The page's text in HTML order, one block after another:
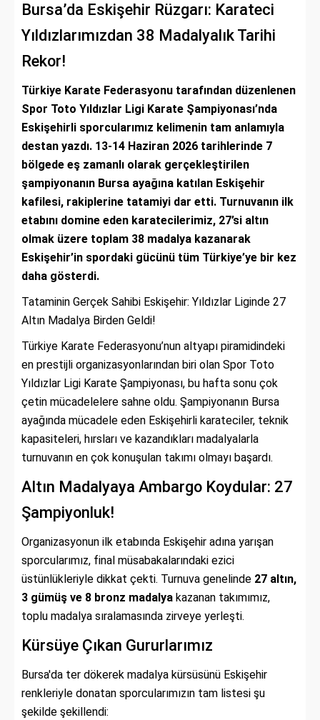
Bursa’da Eskişehir Rüzgarı: Karateci
Yıldızlarımızdan 38 Madalyalık Tarihi
Rekor!
Türkiye Karate Federasyonu tarafından düzenlenen
Spor Toto Yıldızlar Ligi Karate Şampiyonası’nda
Eskişehirli sporcularımız kelimenin tam anlamıyla
destan yazdı. 13-14 Haziran 2026 tarihlerinde 7
bölgede eş zamanlı olarak gerçekleştirilen
şampiyonanın Bursa ayağına katılan Eskişehir
kafilesi, rakiplerine tatamiyi dar etti. Turnuvanın ilk
etabını domine eden karatecilerimiz, 27’si altın
olmak üzere toplam 38 madalya kazanarak
Eskişehir’in spordaki gücünü tüm Türkiye’ye bir kez
daha gösterdi.
Tataminin Gerçek Sahibi Eskişehir: Yıldızlar Liginde 27
Altın Madalya Birden Geldi!
Türkiye Karate Federasyonu’nun altyapı piramidindeki
en prestijli organizasyonlarından biri olan Spor Toto
Yıldızlar Ligi Karate Şampiyonası, bu hafta sonu çok
çetin mücadelelere sahne oldu. Şampiyonanın Bursa
ayağında mücadele eden Eskişehirli karateciler, teknik
kapasiteleri, hırsları ve kazandıkları madalyalarla
turnuvanın en çok konuşulan takımı olmayı başardı.
Altın Madalyaya Ambargo Koydular: 27
Şampiyonluk!
Organizasyonun ilk etabında Eskişehir adına yarışan
sporcularımız, final müsabakalarındaki ezici
üstünlükleriyle dikkat çekti. Turnuva genelinde 27 altın,
3 gümüş ve 8 bronz madalya kazanan takımımız,
toplu madalya sıralamasında zirveye yerleşti.
Kürsüye Çıkan Gururlarımız
Bursa'da ter dökerek madalya kürsüsünü Eskişehir
renkleriyle donatan sporcularımızın tam listesi şu
şekilde şekillendi: